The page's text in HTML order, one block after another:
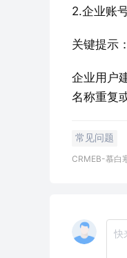
‌关键提示‌：
企业用户
常见问题
CRMEB-慕白